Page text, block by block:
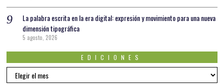
La palabra escrita en la era digital: expresión y movimiento para una nueva
dimensión tipográfica
5 agosto, 2026
EDICIONES
EDICIONES